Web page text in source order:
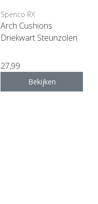
Spenco RX
Arch Cushions
Driekwart Steunzolen
27,99
Bekijken